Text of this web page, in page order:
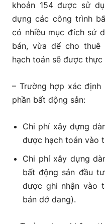
khoản 154 được sử
dựng các công trình
có nhiều mục đích sử
bán, vừa để cho thuê
hạch toán sẽ được
– Trường hợp xác
phần bất động sản:
Chi phí xây dựng
được hạch toán vào
Chi phí xây dựng
bất động sản đầu
được ghi nhận vào
bản dở dang).